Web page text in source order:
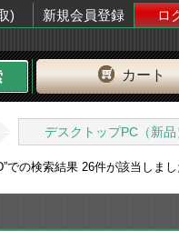
) 新規会員登録
ロ
カート
デスクトップPC（新品
”での検索結果 26件が該当しまし